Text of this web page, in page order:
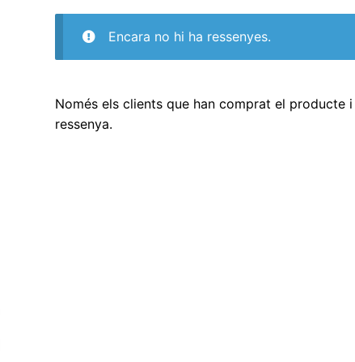
Encara no hi ha ressenyes.
Només els clients que han comprat el producte
ressenya.